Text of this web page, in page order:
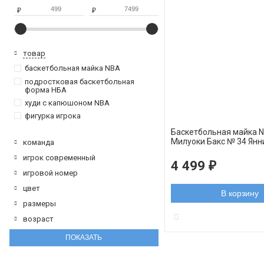
₽ ₽
товар
баскетбольная майка NBA
подростковая баскетбольная
форма НБА
худи с капюшоном NBA
фигурка игрока
команда
игрок современный
игровой номер
цвет
размеры
возраст
Баскетбольная майка
Милуоки Бакс № 34
swingman
4 499 ₽
В корзину